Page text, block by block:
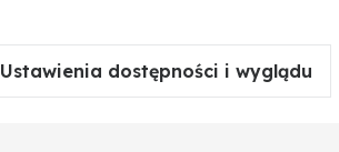
Ustawienia dostępności i wyglądu